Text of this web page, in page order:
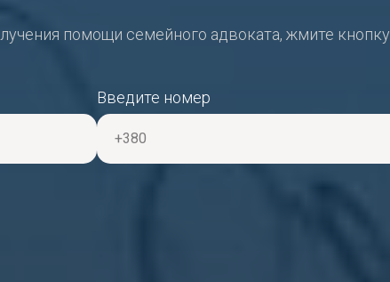
помощи семейного адвоката, жмите кнопку
Введите номер
+380